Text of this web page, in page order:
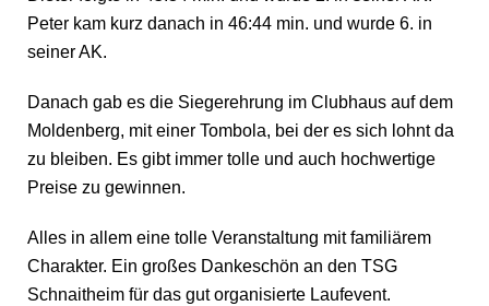
Peter kam kurz danach in 46:44 min. und wurde 6. in
seiner AK.
Danach gab es die Siegerehrung im Clubhaus auf dem
Moldenberg, mit einer Tombola, bei der es sich lohnt da
zu bleiben. Es gibt immer tolle und auch hochwertige
Preise zu gewinnen.
Alles in allem eine tolle Veranstaltung mit familiärem
Charakter. Ein großes Dankeschön an den TSG
Schnaitheim für das gut organisierte Laufevent.